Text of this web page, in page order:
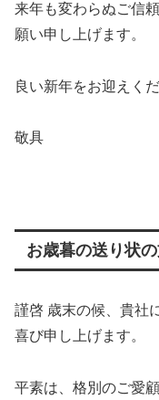
来年も変わらぬご信
願い申し上げます。
良い新年をお迎えくだ
敬具
お歳暮の送り状
謹啓 歳末の候、貴社
喜び申し上げます。
平素は、格別のご愛